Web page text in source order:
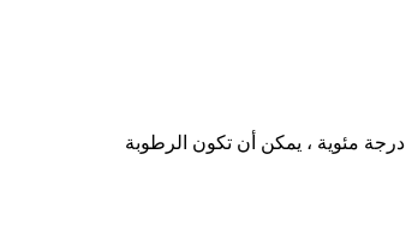
4. الرطوبة النسبية: 50٪ ، عندما تكون درجة الحرارة + 40 ℃ عندما تكون درجة الحرارة منخفضة ، يسمح بزيادة الرطوبة النسبية.عندما تكون + 20 درجة مئوية ، يمكن أن تكون الرطوبة